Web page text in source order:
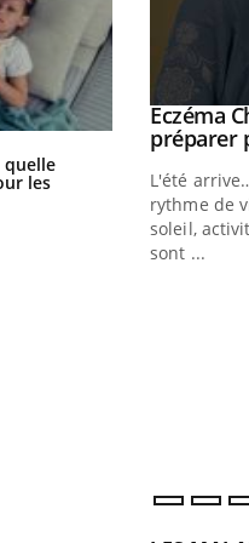
quelle
les
Syndrome
les
: et si on
de type 2
chez les
Youtube
Eczéma
préparer
L'été
rythme de
soleil,
sont ...